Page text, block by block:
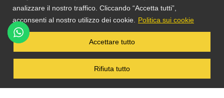
analizzare il nostro traffico. Cliccando “Accetta tutti”,
acconsenti al nostro utilizzo dei cookie.
Politica sui cookie
Rifiuta tutto
Accettare tutto
TS DACOM
S.R.L. UNIPERSONALE P. IVA
03055900231 © COPYRIGHT 2025 TUTTI I